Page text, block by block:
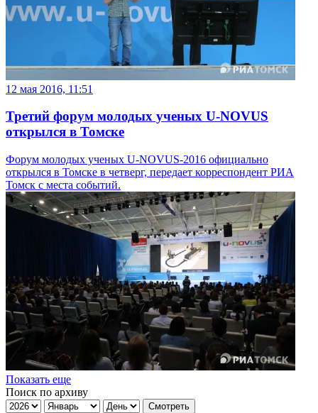
12 мая 2016, 11:51
Третий форум молодых ученых U-NOVUS
открылся в Томске
Форум молодых ученых U-NOVUS-2016 официально
открылся в Томске в четверг, передает корреспондент РИА
Томск с места событий.
Показать еще
Поиск по архиву
Смотреть